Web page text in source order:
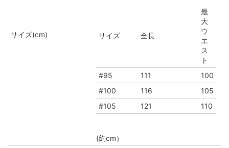
サイズ(cm) サイズ 全長
最
大
ウ
エ
ス
ト
#95
111
100
#100
116
105
#105
121 110
(約cm）